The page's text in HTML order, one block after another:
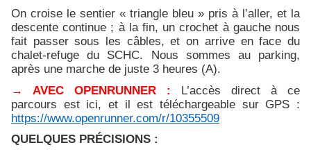
On croise le sentier « triangle bleu » pris à l’aller, et la
descente continue ; à la fin, un crochet à gauche nous
fait passer sous les câbles, et on arrive en face du
chalet-refuge du SCHC. Nous sommes au parking,
après une marche de juste 3 heures (A).
→ AVEC OPENRUNNER : L’accès direct à ce
parcours est ici, et il est téléchargeable sur GPS :
https://www.openrunner.com/r/10355509
QUELQUES PRÉCISIONS :